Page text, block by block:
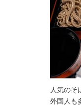
人気のそ
外国人も